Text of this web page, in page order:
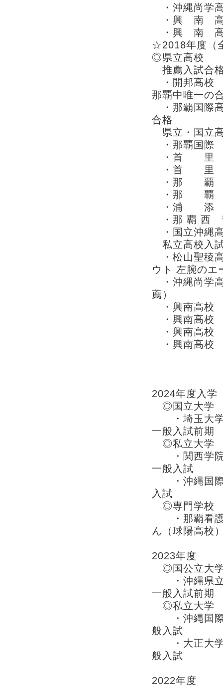
・沖縄尚学
・興 南
・興 南 高
☆2018年度（
◎県立高校
推薦入試合
・開邦高校
那覇中唯一の
・那覇国際
合格
県立・国立
・那覇国際
・首 里
・首 里
・那 覇
・那 覇
・浦 添
・那 覇 西
・国立沖縄
私立高校入
・松山聖
ウト 左腕のエ
・沖縄尚
薦）
・興南高
・興南高
・興南高
・興南高
2024年度入学
◎国立大学
・埼玉大
一般入試前期
◎私立大学
・関西学院
一般入試
・沖縄国
入試
◎専門学校
・那覇看護
ん（球陽高校
2023年度
◎国公立大
・沖縄県
一般入試前期
◎私立大学
・沖縄国際
般入試
・大正
般入試
2022年度